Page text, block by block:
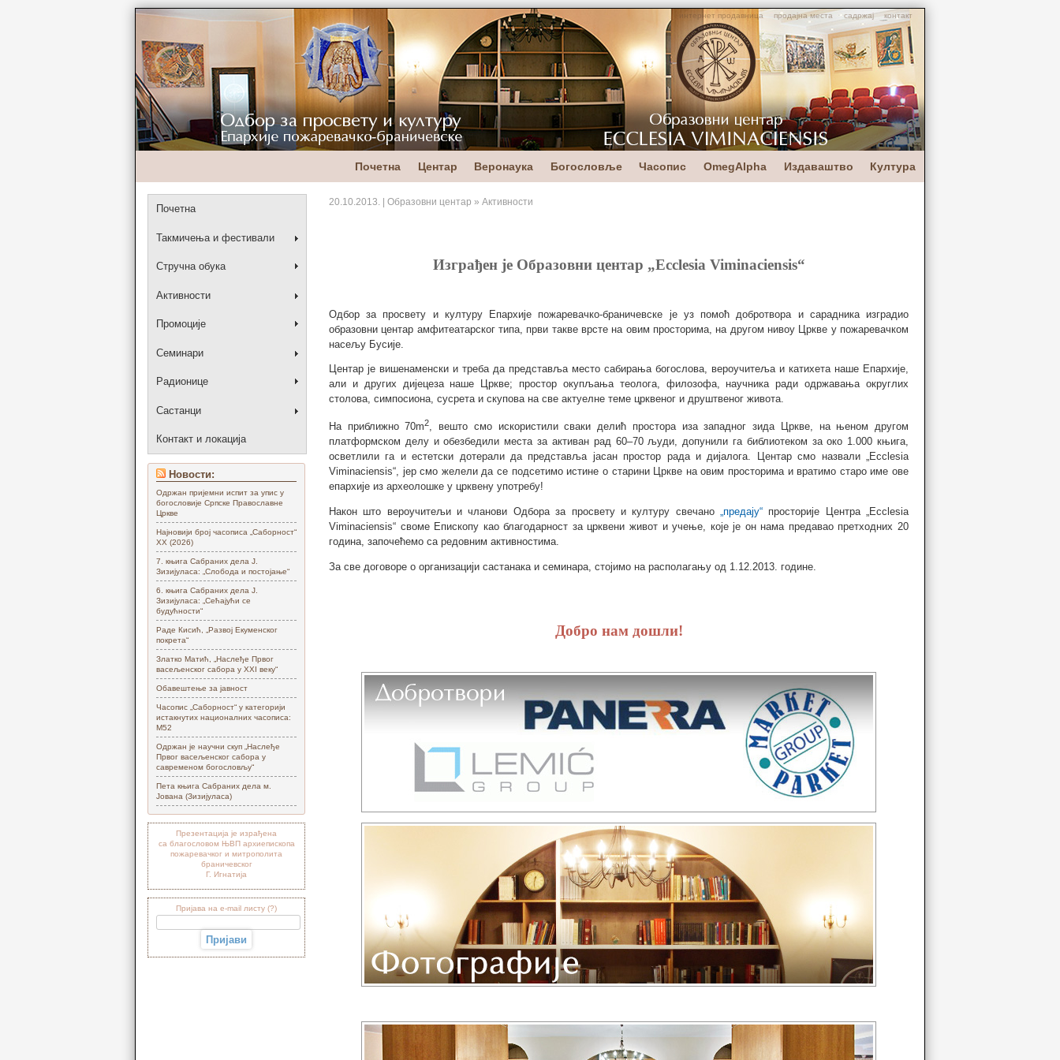
интернет продавница продајна места садржај контакт
Почетна Центар Веронаука Богословље Часопис OmegAlpha Издаваштво Култура
Почетна
Такмичења и фестивали
Стручна обука
Активности
Промоције
Семинари
Радионице
Састанци
Контакт и локација
Новости:
Одржан пријемни испит за упис у
богословије Српске Православне
Цркве
Најновији број часописа „Саборност“
XX (2026)
7. књига Сабраних дела Ј.
Зизијуласа: „Слобода и постојање“
6. књига Сабраних дела Ј.
Зизијуласа: „Сећајући се
будућности“
Раде Кисић, „Развој Екуменског
покрета“
Златко Матић, „Наслеђе Првог
васељенског сабора у XXI веку“
Обавештење за јавност
Часопис „Саборност“ у категорији
истакнутих националних часописа:
М52
Одржан је научни скуп „Наслеђе
Првог васељенског сабора у
савременом богословљу“
Пета књига Сабраних дела м.
Јована (Зизијуласа)
Презентација је израђена
са благословом ЊВП архиепископа
пожаревачког и митрополита
браничевског
Г. Игнатија
Пријава на e-mail листу (?)
20.10.2013. | Образовни центар » Активности
Изграђен је Образовни центар „Ecclesia Viminaciensis“
Одбор за просвету и културу Епархије пожаревачко-браничевске је уз помоћ добротвора и сарадника изградио
образовни центар амфитеатарског типа, први такве врсте на овим просторима, на другом нивоу Цркве у пожаревачком
насељу Бусије.
Центар је вишенаменски и треба да представља место сабирања богослова, вероучитеља и катихета наше Епархије,
али и других дијецеза наше Цркве; простор окупљања теолога, филозофа, научника ради одржавања округлих
столова, симпосиона, сусрета и скупова на све актуелне теме црквеног и друштвеног живота.
На приближно 70m2, вешто смо искористили сваки делић простора иза западног зида Цркве, на њеном другом
платформском делу и обезбедили места за активан рад 60–70 људи, допунили га библиотеком за око 1.000 књига,
осветлили га и естетски дотерали да представља јасан простор рада и дијалога. Центар смо назвали „Ecclesia
Viminaciensis“, јер смо желели да се подсетимо истине о старини Цркве на овим просторима и вратимо старо име ове
епархије из археолошке у црквену употребу!
Након што вероучитељи и чланови Одбора за просвету и културу свечано „предају“просторије Центра „Ecclesia
Viminaciensis“ своме Епископу као благодарност за црквени живот и учење, које је он нама предавао претходних 20
година, започећемо са редовним активностима.
За све договоре о организацији састанака и семинара, стојимо на располагању од 1.12.2013. године.
Добро нам дошли!